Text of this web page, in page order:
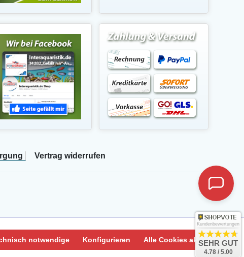
Vertrag widerrufen
notwendige Konfigurieren Alle Cookies akzeptieren
Kundenbewertungen
SEHR GUT
4.78 / 5.00